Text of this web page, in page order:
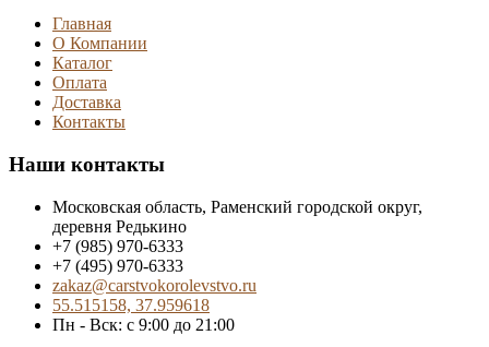
Главная
О Компании
Каталог
Оплата
Доставка
Контакты
Наши контакты
Московская область, Раменский городской округ,
деревня Редькино
+7 (985) 970-6333
+7 (495) 970-6333
zakaz@carstvokorolevstvo.ru
55.515158, 37.959618
Пн - Вск: с 9:00 до 21:00